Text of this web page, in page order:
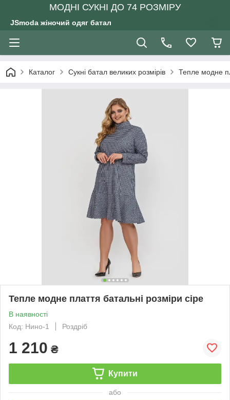
МОДНІ СУКНІ ДО 74 РОЗМІРУ
JSmoda жіночий одяг батал
Каталог Сукні батал великих розмірів Тепле модне
Тепле модне плаття батальні розміри сіре
В наявності
Код: Нино-1
Роздріб
1 210 ₴
Купити
або